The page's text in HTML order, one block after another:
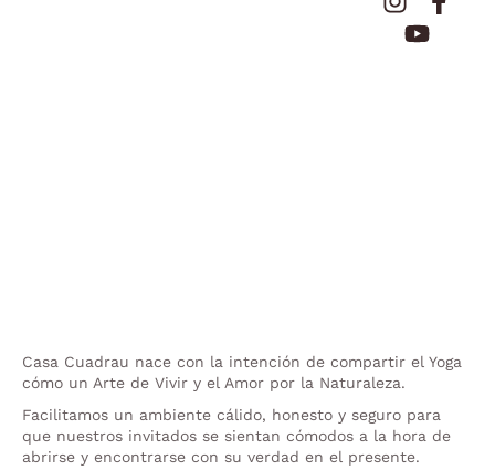
Casa Cuadrau nace con la intención de compartir el Yoga
cómo un Arte de Vivir y el Amor por la Naturaleza.
Facilitamos un ambiente cálido, honesto y seguro para
que nuestros invitados se sientan cómodos a la hora de
abrirse y encontrarse con su verdad en el presente.